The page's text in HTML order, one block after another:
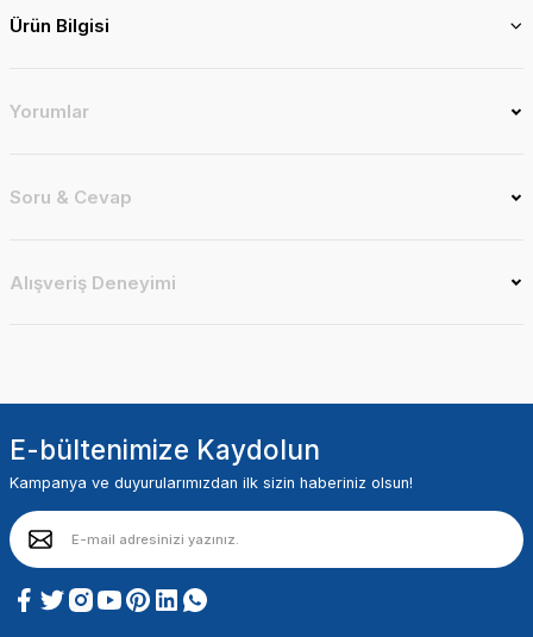
Ürün Bilgisi
Yorumlar
Soru & Cevap
Alışveriş Deneyimi
E-bültenimize Kaydolun
Kampanya ve duyurularımızdan ilk sizin haberiniz olsun!